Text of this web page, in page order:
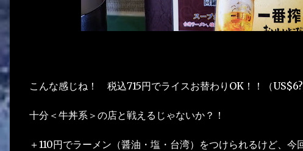
こんな感じね！ 税込715円でライスお替わりOK！！（
十分＜牛丼系＞の店と戦えるじゃないか？！
＋110円でラーメン（醤油・塩・台湾）をつけられるけど、